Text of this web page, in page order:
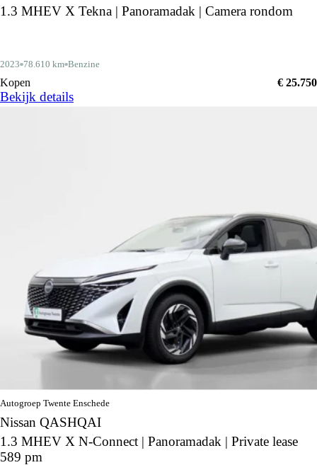
1.3 MHEV X Tekna | Panoramadak | Camera rondom
2023 78.610 km Benzine
Kopen € 25.750
Bekijk details
Autogroep Twente Enschede
Nissan QASHQAI
1.3 MHEV X N-Connect | Panoramadak | Private lease
589 pm